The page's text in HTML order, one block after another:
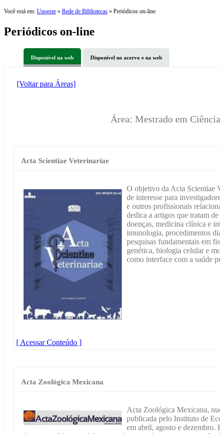
Você está em: Unoeste » Rede de Bibliotecas » Periódicos on-line
Periódicos on-line
Disponível na web Disponível no acervo e na web
[Voltar para Áreas]
Área: Mestrado em
Acta Scientiae Veterinariae
O objetivo da Acta Scientiae
de interesse para
e outros profissionais
dedica a artigos que tratam
doenças, medicina clínica e
imunologia, procedimentos
pesquisas fundamentais em
genética, biologia celular e
como interface com a saúde
[ Acessar Conteúdo ]
Acta Zoológica Mexicana
Acta Zoológica Mexicana,
publicada pelo Instituto de
em abril, agosto e dezembro.